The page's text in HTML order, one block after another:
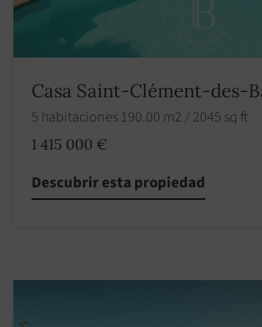
Casa Saint-Clément-des-
5 habitaciones 190.00 m2 / 2045 sq ft
1 415 000 €
Descubrir esta propiedad